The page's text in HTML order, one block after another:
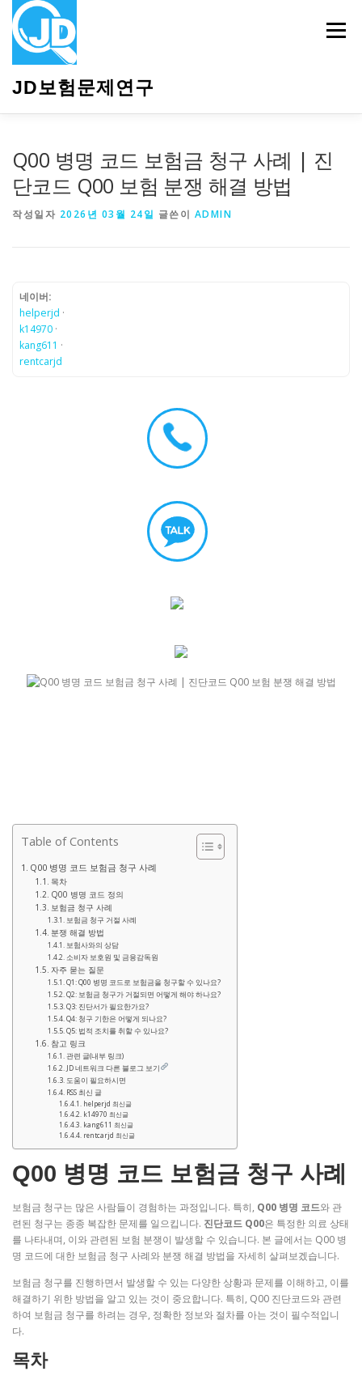
JD보험문제연구
메뉴
Q00 병명 코드 보험금 청구 사례 | 진
단코드 Q00 보험 분쟁 해결 방법
작성일자 2026년 03월 24일 글쓴이 ADMIN
네이버:
helperjd ·
k14970 ·
kang611 ·
rentcarjd
Table of Contents
Q00 병명 코드 보험금 청구 사례
목차
Q00 병명 코드 정의
보험금 청구 사례
보험금 청구 거절 사례
분쟁 해결 방법
보험사와의 상담
소비자 보호원 및 금융감독원
자주 묻는 질문
Q1: Q00 병명 코드로 보험금을 청구할 수 있나요?
Q2: 보험금 청구가 거절되면 어떻게 해야 하나요?
Q3: 진단서가 필요한가요?
Q4: 청구 기한은 어떻게 되나요?
Q5: 법적 조치를 취할 수 있나요?
참고 링크
관련 글(내부 링크)
JD 네트워크 다른 블로그 보기
도움이 필요하시면
RSS 최신 글
helperjd 최신글
k14970 최신글
kang611 최신글
rentcarjd 최신글
Q00 병명 코드 보험금 청구 사례
보험금 청구는 많은 사람들이 경험하는 과정입니다. 특히, Q00 병명 코드와 관
련된 청구는 종종 복잡한 문제를 일으킵니다. 진단코드 Q00은 특정한 의료 상태
를 나타내며, 이와 관련된 보험 분쟁이 발생할 수 있습니다. 본 글에서는 Q00 병
명 코드에 대한 보험금 청구 사례와 분쟁 해결 방법을 자세히 살펴보겠습니다.
보험금 청구를 진행하면서 발생할 수 있는 다양한 상황과 문제를 이해하고, 이를
해결하기 위한 방법을 알고 있는 것이 중요합니다. 특히, Q00 진단코드와 관련
하여 보험금 청구를 하려는 경우, 정확한 정보와 절차를 아는 것이 필수적입니
다.
목차